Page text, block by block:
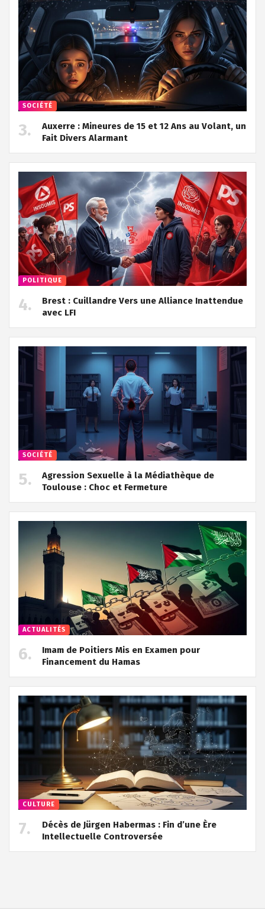
SOCIÉTÉ
Auxerre : Mineures de 15 et 12 Ans au Volant, un
Fait Divers Alarmant
POLITIQUE
Brest : Cuillandre Vers une Alliance Inattendue
avec LFI
SOCIÉTÉ
Agression Sexuelle à la Médiathèque de
Toulouse : Choc et Fermeture
ACTUALITÉS
Imam de Poitiers Mis en Examen pour
Financement du Hamas
CULTURE
Décès de Jürgen Habermas : Fin d’une Ère
Intellectuelle Controversée